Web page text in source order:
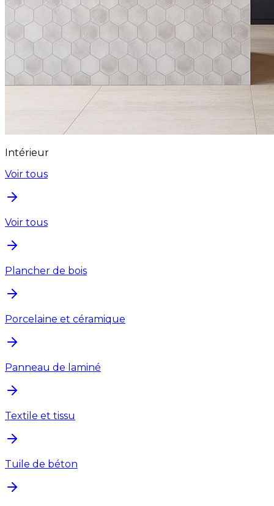
Intérieur
Voir tous
Voir tous
Plancher de bois
Porcelaine et céramique
Panneau de laminé
Textile et tissu
Tuile de béton